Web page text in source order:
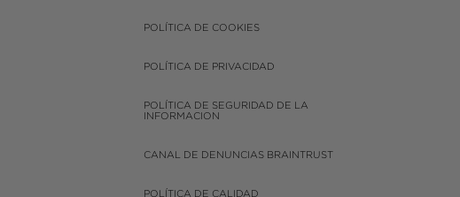
POLÍTICA DE COOKIES
POLÍTICA DE PRIVACIDAD
POLÍTICA DE SEGURIDAD DE LA
INFORMACION
CANAL DE DENUNCIAS BRAINTRUST
POLÍTICA DE CALIDAD